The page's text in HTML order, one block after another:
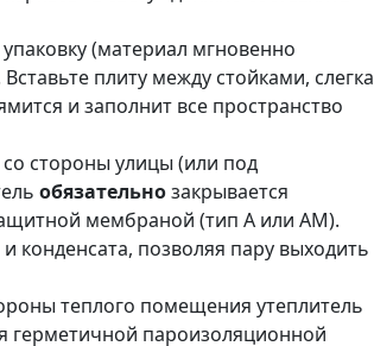
упаковку (материал мгновенно
плиту между стойками, слегка
и заполнит все пространство
со стороны улицы (или под
обязательнозакрывается
мембраной (тип А или АМ).
конденсата, позволяя пару выходить
теплого помещения утеплитель
герметичной пароизоляционной